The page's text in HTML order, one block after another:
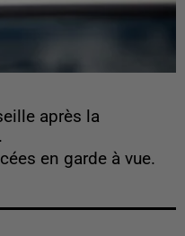
après la
en garde à vue.